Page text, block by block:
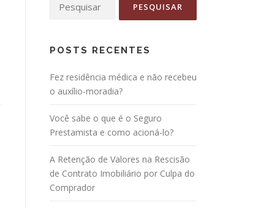
POSTS RECENTES
Fez residência médica e não recebeu
o auxílio-moradia?
Você sabe o que é o Seguro
Prestamista e como acioná-lo?
A Retenção de Valores na Rescisão
de Contrato Imobiliário por Culpa do
Comprador